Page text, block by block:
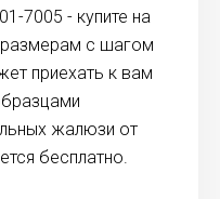
7005 - купите на
размерам с шагом
приехать к вам
жалюзи от
бесплатно.